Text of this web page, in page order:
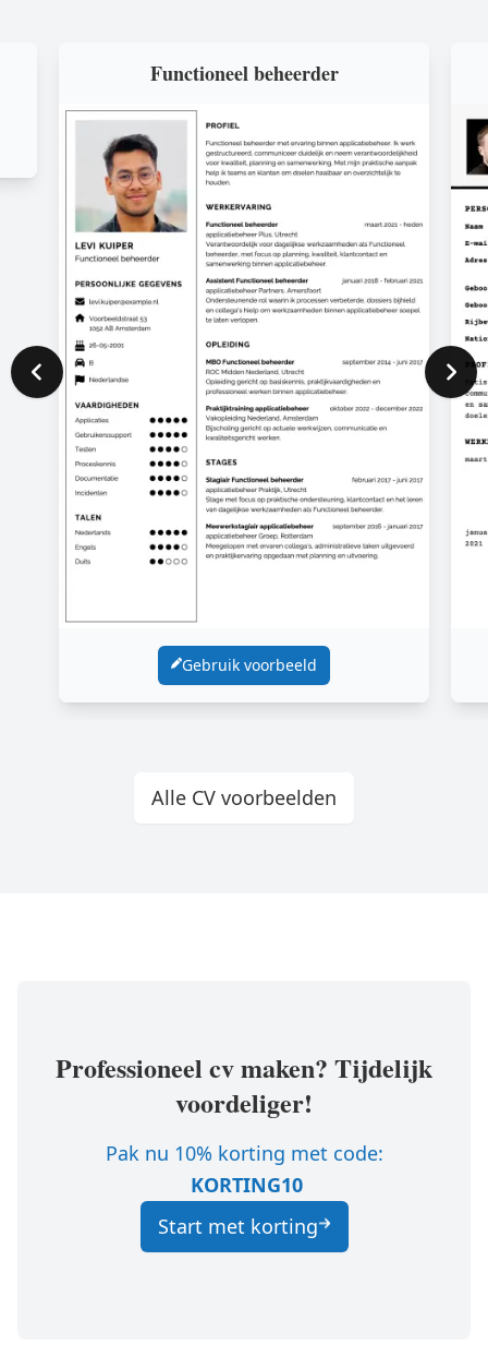
Functioneel beheerder
Gebruik voorbeeld
Alle CV voorbeelden
Professioneel cv maken? Tijdelijk
voordeliger!
Pak nu 10% korting met code:
KORTING10
Start met korting